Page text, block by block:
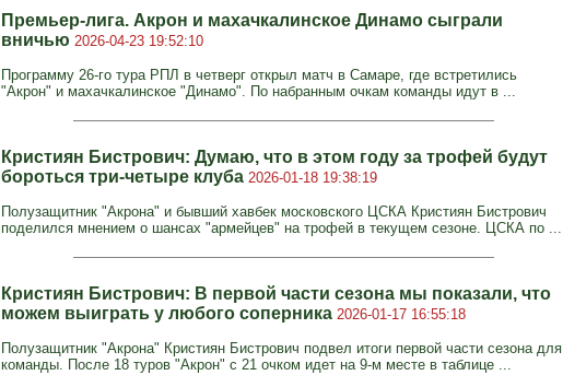
Премьер-лига. Акрон и махачкалинское Динамо сыграли
вничью 2026-04-23 19:52:10
Программу 26-го тура РПЛ в четверг открыл матч в Самаре, где встретились
"Акрон" и махачкалинское "Динамо". По набранным очкам команды идут в ...
Кристиян Бистрович: Думаю, что в этом году за трофей будут
бороться три-четыре клуба 2026-01-18 19:38:19
Полузащитник "Акрона" и бывший хавбек московского ЦСКА Кристиян Бистрович
поделился мнением о шансах "армейцев" на трофей в текущем сезоне. ЦСКА по ...
Кристиян Бистрович: В первой части сезона мы показали, что
можем выиграть у любого соперника 2026-01-17 16:55:18
Полузащитник "Акрона" Кристиян Бистрович подвел итоги первой части сезона для
команды. После 18 туров "Акрон" с 21 очком идет на 9-м месте в таблице ...